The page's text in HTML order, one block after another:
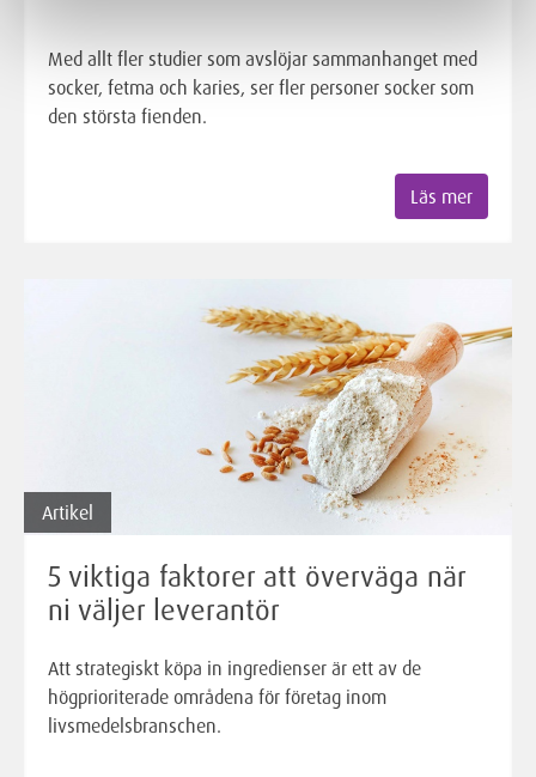
Med allt fler studier som avslöjar sammanhanget med
socker, fetma och karies, ser fler personer socker som
den största fienden.
Läs mer
Artikel
5 viktiga faktorer att överväga när
ni väljer leverantör
Att strategiskt köpa in ingredienser är ett av de
högprioriterade områdena för företag inom
livsmedelsbranschen.